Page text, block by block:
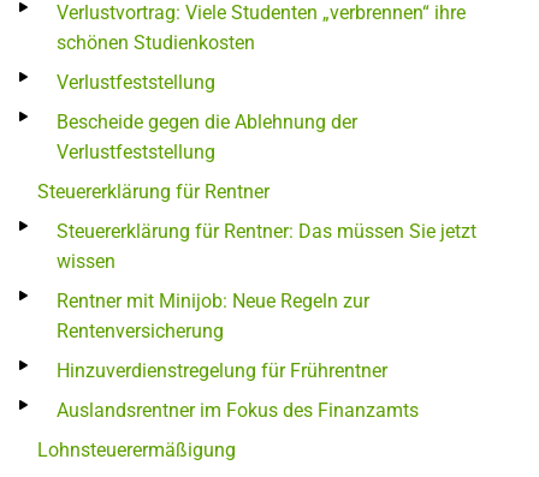
Verlustvortrag: Viele Studenten „verbrennen“ ihre
schönen Studienkosten
Verlustfeststellung
Bescheide gegen die Ablehnung der
Verlustfeststellung
Steuererklärung für Rentner
Steuererklärung für Rentner: Das müssen Sie jetzt
wissen
Rentner mit Minijob: Neue Regeln zur
Rentenversicherung
Hinzuverdienstregelung für Frührentner
Auslandsrentner im Fokus des Finanzamts
Lohnsteuerermäßigung